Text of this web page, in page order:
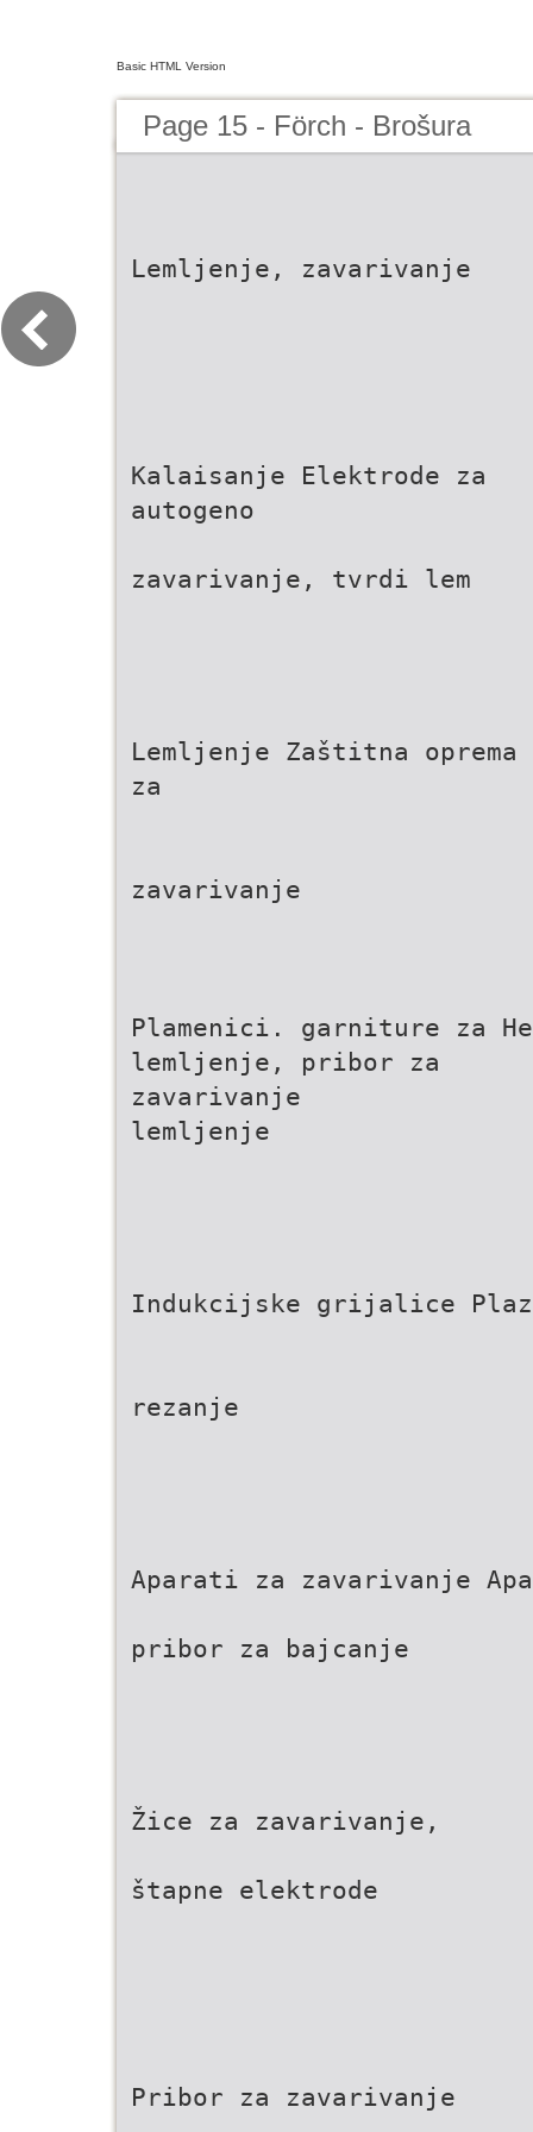
Basic HTML Version
Page 15 - Förch - Brošura
Lemljenje, zavarivanje
Kalaisanje Elektrode za
autogeno
zavarivanje, tvrdi lem
Lemljenje Zaštitna oprema
za
zavarivanje
Plamenici. garniture za
lemljenje, pribor za
zavarivanje
lemljenje
Indukcijske grijalice
rezanje
Aparati za zavarivanje
pribor za bajcanje
Žice za zavarivanje,
štapne elektrode
Pribor za zavarivanje